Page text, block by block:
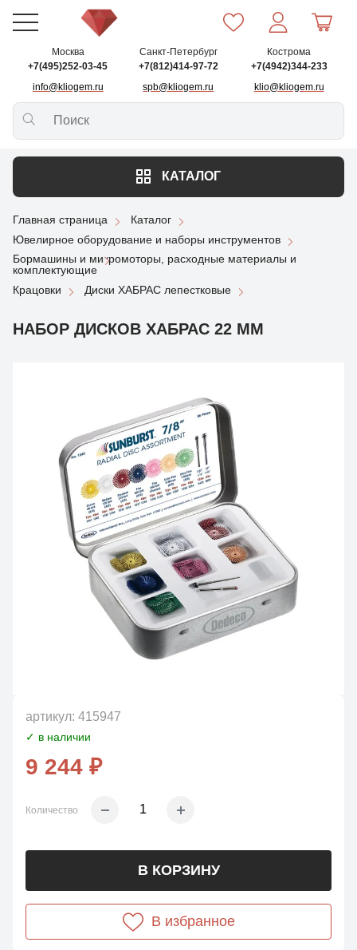
Москва
+7(495)252-03-45
info@kliogem.ru
Санкт-Петербург
+7(812)414-97-72
spb@kliogem.ru
Кострома
+7(4942)344-233
klio@kliogem.ru
КАТАЛОГ
Главная страница
Каталог
Ювелирное оборудование и наборы инструментов
Бормашины и микромоторы, расходные материалы и
комплектующие
Крацовки
Диски ХАБРАС лепестковые
НАБОР ДИСКОВ ХАБРАС 22 ММ
артикул: 415947
✓ в наличии
9 244 ₽
Количество
В КОРЗИНУ
В избранное